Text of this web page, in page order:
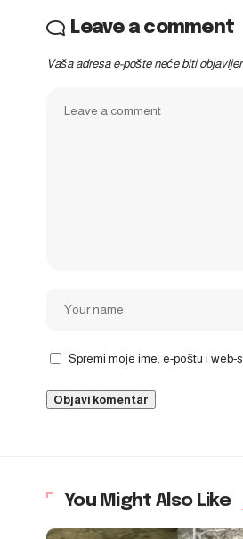
Leave a comment
Vaša adresa e-pošte neće biti
Spremi moje ime, e-poštu i
You Might Also Like